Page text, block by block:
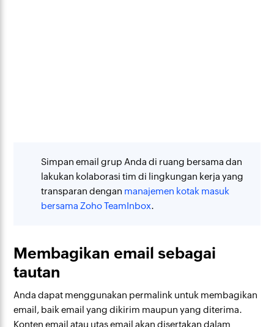
Simpan email grup Anda di ruang bersama dan
lakukan kolaborasi tim di lingkungan kerja yang
transparan dengan manajemen kotak masuk
bersama Zoho TeamInbox.
Membagikan email sebagai
tautan
Anda dapat menggunakan permalink untuk membagikan
email, baik email yang dikirim maupun yang diterima.
Konten email atau utas email akan disertakan dalam